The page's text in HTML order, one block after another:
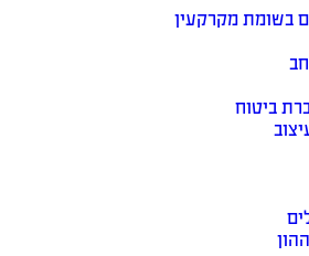
בשומת מקרקעין
ביטוח